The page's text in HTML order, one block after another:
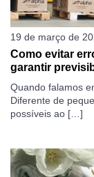
19 de março de
Como evitar
garantir
Quando falamos
Diferente de
possíveis ao […]